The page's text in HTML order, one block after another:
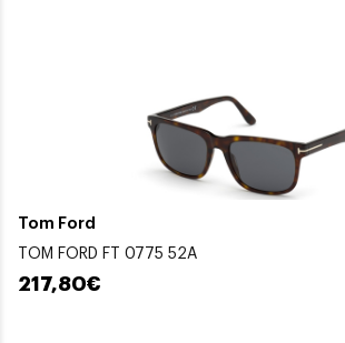
Tom Ford
TOM FORD FT 0775 52A
217,80€